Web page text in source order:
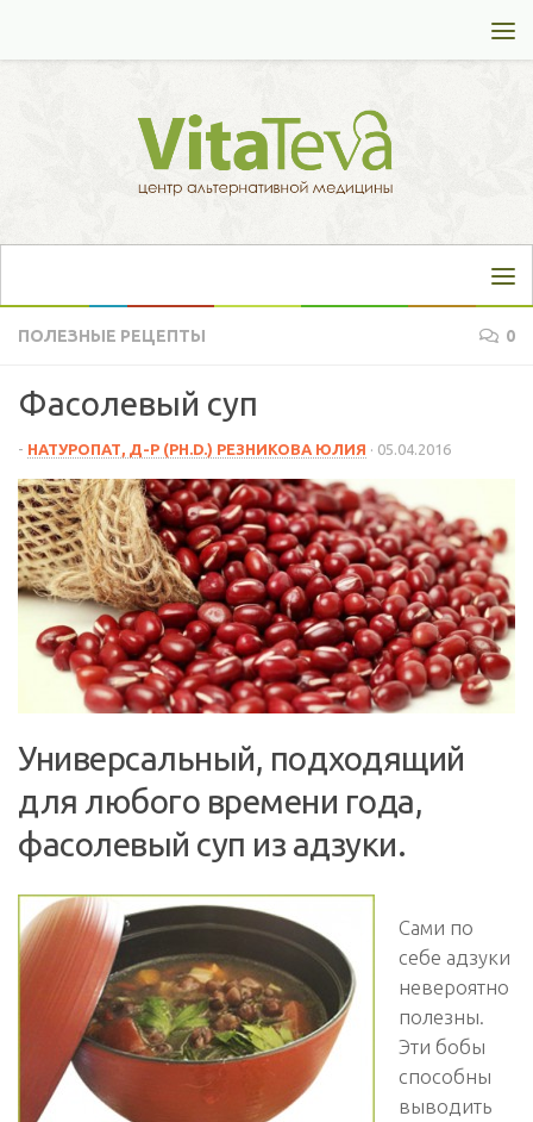
ПОЛЕЗНЫЕ РЕЦЕПТЫ 0
Фасолевый суп
- НАТУРОПАТ, Д-Р (PH.D.) РЕЗНИКОВА ЮЛИЯ · 05.04.2016
Универсальный, подходящий
для любого времени года,
фасолевый суп из адзуки.
Сами по
себе адзуки
невероятно
полезны.
Эти бобы
способны
выводить